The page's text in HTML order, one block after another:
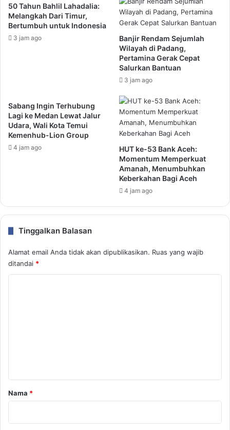
50 Tahun Bahlil Lahadalia:
Melangkah Dari Timur,
Bertumbuh untuk Indonesia
3 jam ago
Banjir Rendam Sejumlah
Wilayah di Padang,
Pertamina Gerak Cepat
Salurkan Bantuan
3 jam ago
Sabang Ingin Terhubung
Lagi ke Medan Lewat Jalur
Udara, Wali Kota Temui
Kemenhub-Lion Group
4 jam ago
HUT ke-53 Bank Aceh:
Momentum Memperkuat
Amanah, Menumbuhkan
Keberkahan Bagi Aceh
4 jam ago
Tinggalkan Balasan
Alamat email Anda tidak akan dipublikasikan. Ruas yang wajib
ditandai *
rNama *